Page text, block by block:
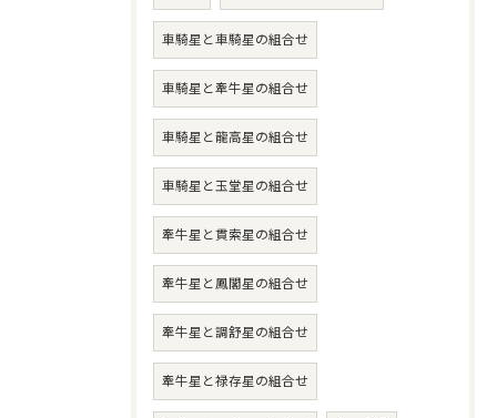
車騎星と車騎星の組合せ
車騎星と牽牛星の組合せ
車騎星と龍高星の組合せ
車騎星と玉堂星の組合せ
牽牛星と貫索星の組合せ
牽牛星と鳳閣星の組合せ
牽牛星と調舒星の組合せ
牽牛星と禄存星の組合せ